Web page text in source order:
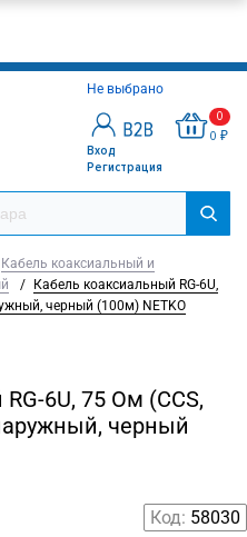
Не выбрано
Вход
Регистрация
0
0 ₽
Кабель коаксиальный и
/
Кабель коаксиальный RG-6U,
черный (100м) NETKO
6U, 75 Ом (CCS,
черный
Код: 58030